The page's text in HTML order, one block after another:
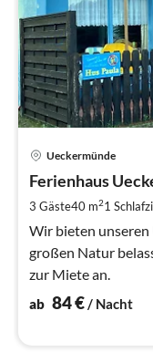
Ueckermünde
Ferienhaus
3 Gäste40 m21
Wir bieten
großen Natur
zur Miete an.
ab 84€/ Nacht